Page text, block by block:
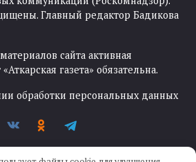
Главный редактор Бадикова
сайта активная
газета» обязательна.
обработки персональных данных